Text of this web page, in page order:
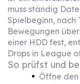
muss ständig
Spielbeginn, nach
Bewegungen
einer HDD fest,
Drops in League
So prüfst und
Öffne